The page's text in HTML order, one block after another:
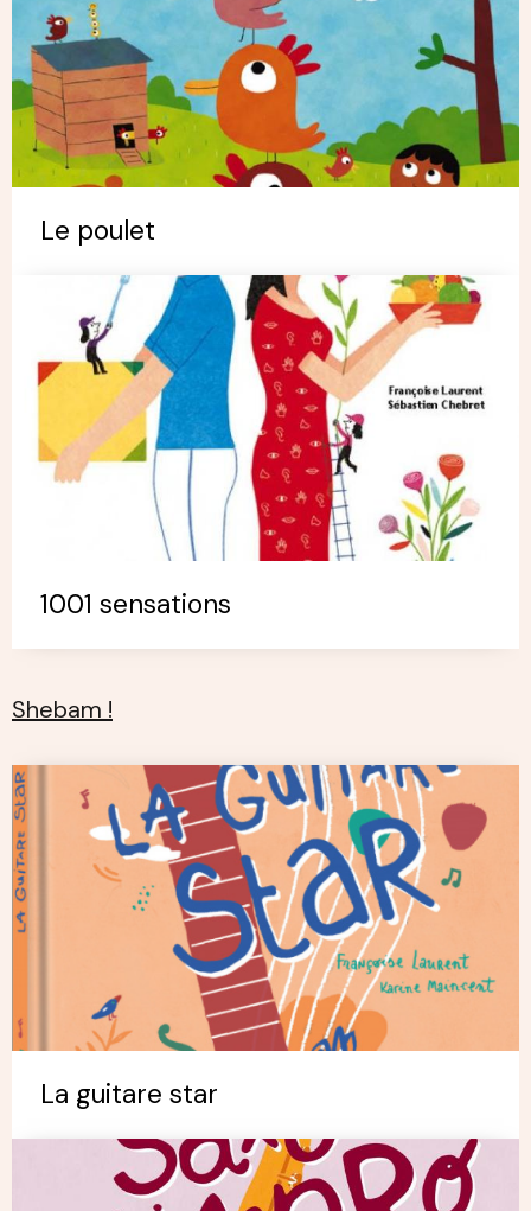
Le poulet
1001 sensations
Shebam !
La guitare star